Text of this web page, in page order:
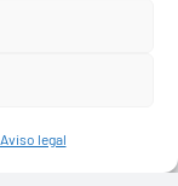
Aviso legal